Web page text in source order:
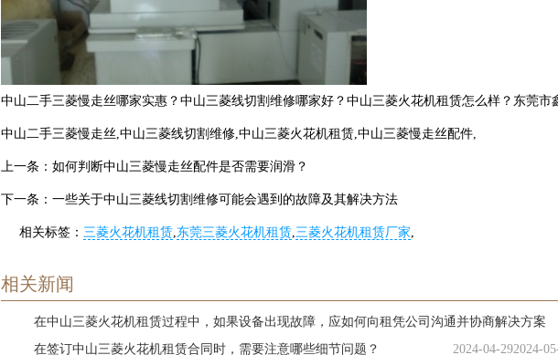
中山二手三菱慢走丝哪家实惠？中山三菱线切割维修哪家好？中山三菱火花机租赁怎么样？东莞市
中山二手三菱慢走丝,中山三菱线切割维修,中山三菱火花机租赁,中山三菱慢走丝配件,
上一条： 如何判断中山三菱慢走丝配件是否需要润滑？
下一条： 一些关于中山三菱线切割维修可能会遇到的故障及其解决方法
相关标签： 三菱火花机租赁,东莞三菱火花机租赁,三菱火花机租赁厂家,
相关新闻
在中山三菱火花机租赁过程中，如果设备出现故障，应如何向租凭公司沟通并协商解决方案
2024-
在签订中山三菱火花机租赁合同时，需要注意哪些细节问题？ 2024-04-29